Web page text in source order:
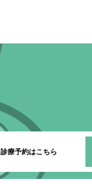
診療予約はこちら